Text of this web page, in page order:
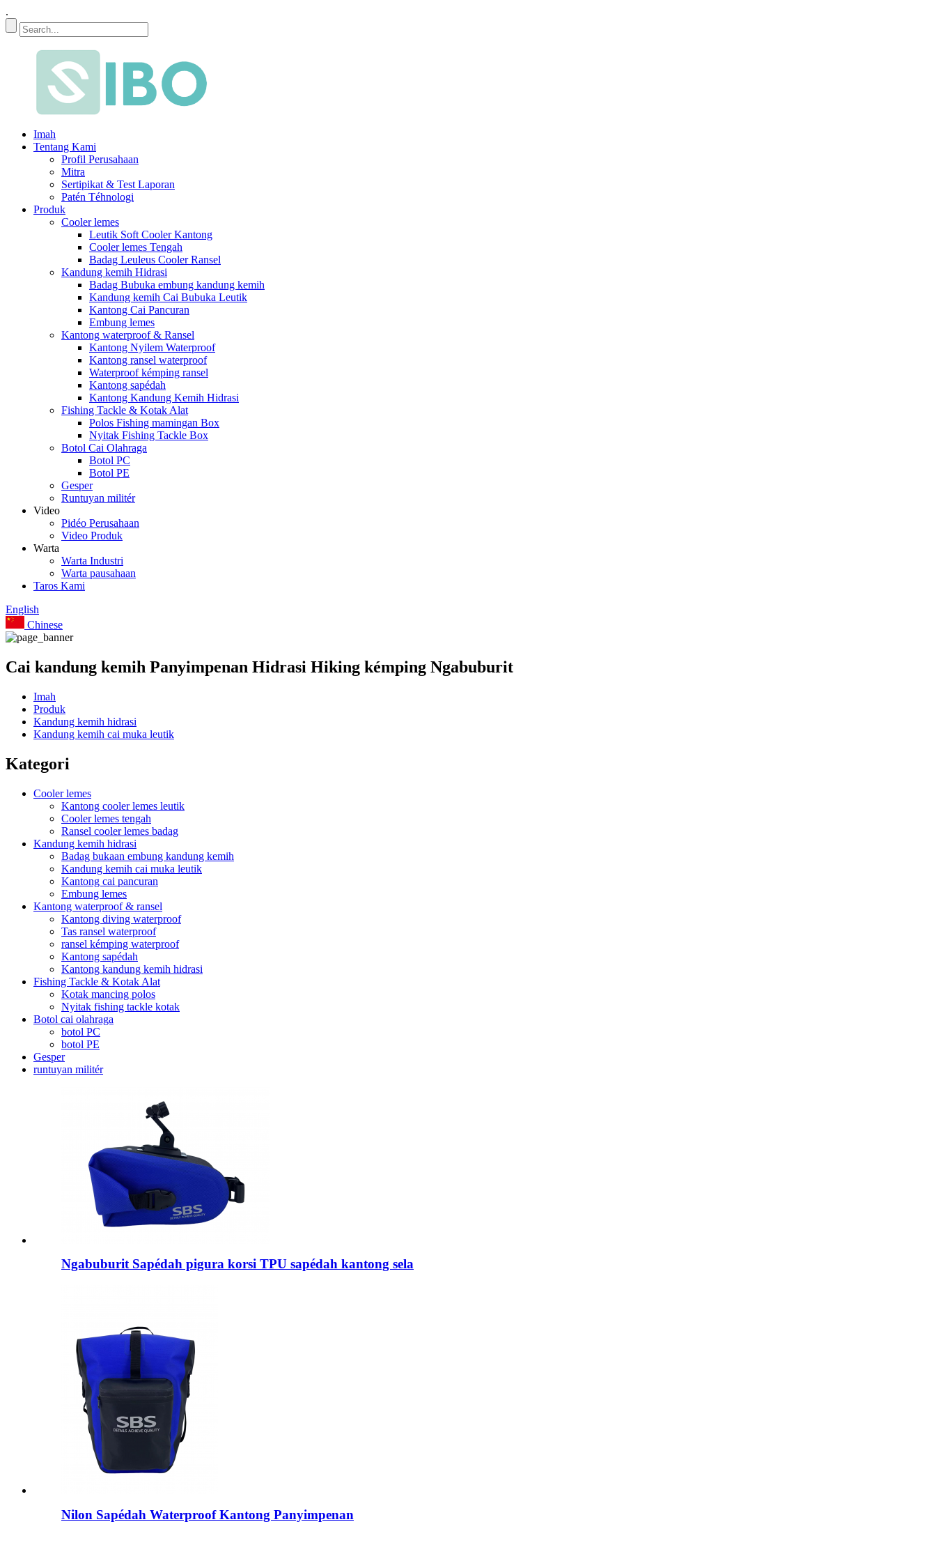
.
Imah
Tentang Kami
Profil Perusahaan
Mitra
Sertipikat & Test Laporan
Patén Téhnologi
Produk
Cooler lemes
Leutik Soft Cooler Kantong
Cooler lemes Tengah
Badag Leuleus Cooler Ransel
Kandung kemih Hidrasi
Badag Bubuka embung kandung kemih
Kandung kemih Cai Bubuka Leutik
Kantong Cai Pancuran
Embung lemes
Kantong waterproof & Ransel
Kantong Nyilem Waterproof
Kantong ransel waterproof
Waterproof kémping ransel
Kantong sapédah
Kantong Kandung Kemih Hidrasi
Fishing Tackle & Kotak Alat
Polos Fishing mamingan Box
Nyitak Fishing Tackle Box
Botol Cai Olahraga
Botol PC
Botol PE
Gesper
Runtuyan militér
Video
Pidéo Perusahaan
Video Produk
Warta
Warta Industri
Warta pausahaan
Taros Kami
English
Chinese
Cai kandung kemih Panyimpenan Hidrasi Hiking kémping Ngabuburit
Imah
Produk
Kandung kemih hidrasi
Kandung kemih cai muka leutik
Kategori
Cooler lemes
Kantong cooler lemes leutik
Cooler lemes tengah
Ransel cooler lemes badag
Kandung kemih hidrasi
Badag bukaan embung kandung kemih
Kandung kemih cai muka leutik
Kantong cai pancuran
Embung lemes
Kantong waterproof & ransel
Kantong diving waterproof
Tas ransel waterproof
ransel kémping waterproof
Kantong sapédah
Kantong kandung kemih hidrasi
Fishing Tackle & Kotak Alat
Kotak mancing polos
Nyitak fishing tackle kotak
Botol cai olahraga
botol PC
botol PE
Gesper
runtuyan militér
Ngabuburit Sapédah pigura korsi TPU sapédah kantong sela
Nilon Sapédah Waterproof Kantong Panyimpenan